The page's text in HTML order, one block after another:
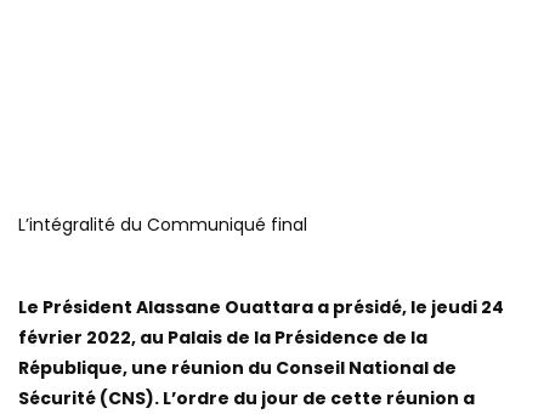
L’intégralité du Communiqué final
Le Président Alassane Ouattara a présidé, le jeudi 24
février 2022, au Palais de la Présidence de la
République, une réunion du Conseil National de
Sécurité (CNS). L’ordre du jour de cette réunion a